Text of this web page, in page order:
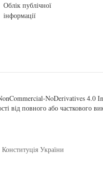
Облік публічної
інформації
NoDerivatives 4.0
від повного або часткового
Конституція України